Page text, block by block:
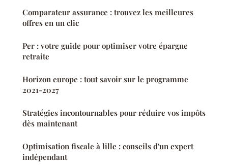
Comparateur assurance : trouvez les meilleures
offres en un clic
Per : votre guide pour optimiser votre épargne
retraite
Horizon europe : tout savoir sur le programme
2021-2027
Stratégies incontournables pour réduire vos impôts
dès maintenant
Optimisation fiscale à lille : conseils d'un expert
indépendant